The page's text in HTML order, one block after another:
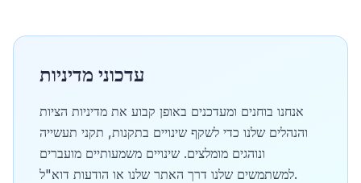
עדכוני מדיניות
אנחנו בוחנים ומעדכנים באופן קבוע את מדיניות הציות
והנהלים שלנו כדי לשקף שינויים בתקנות, תקני תעשייה
ונוהגים מומלצים. שינויים משמעותיים מועברים
למשתמשים שלנו דרך האתר שלנו או הודעות דוא"ל.